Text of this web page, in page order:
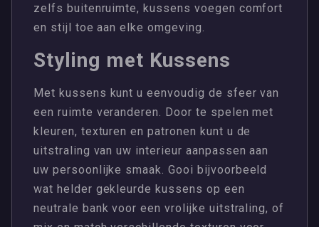
zelfs buitenruimte, kussens voegen comfort
en stijl toe aan elke omgeving.
Styling met Kussens
Met kussens kunt u eenvoudig de sfeer van
een ruimte veranderen. Door te spelen met
kleuren, texturen en patronen kunt u de
uitstraling van uw interieur aanpassen aan
uw persoonlijke smaak. Gooi bijvoorbeeld
wat helder gekleurde kussens op een
neutrale bank voor een vrolijke uitstraling, of